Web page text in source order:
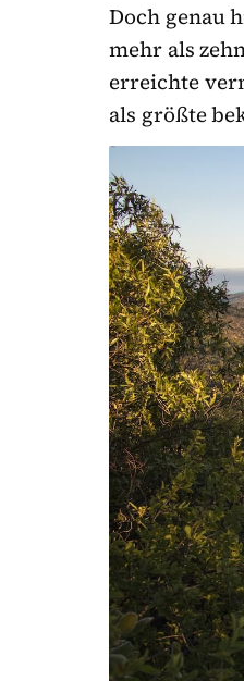
Doch genau
mehr als
erreichte
als größte